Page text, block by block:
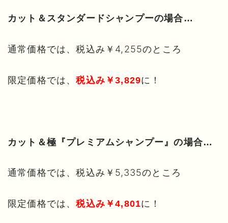
カット＆スタンダードシャンプーの場合…
通常価格では、税込み￥4,255のところ
限定価格では、税込み￥3,829に！
カット＆極『プレミアムシャンプー』の場合…
通常価格では、税込み￥5,335のところ
限定価格では、税込み￥4,801に！